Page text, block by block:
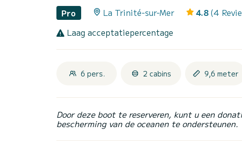
Pro La Trinité-sur-Mer 4.8 (4
Laag acceptatiepercentage
6 pers. 2 cabins 9,6 meter
Door deze boot te reserveren, kunt u een
bescherming van de oceanen te ondersteunen.